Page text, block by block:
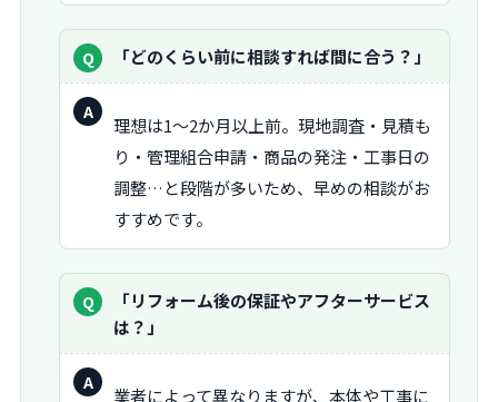
質
問：
「どのくらい前に相談すれば間に合う？」
答：
理想は1～2か月以上前。現地調査・見積も
り・管理組合申請・商品の発注・工事日の
調整…と段階が多いため、早めの相談がお
すすめです。
質
問：
「リフォーム後の保証やアフターサービス
は？」
業者によって異なりますが、本体や工事に